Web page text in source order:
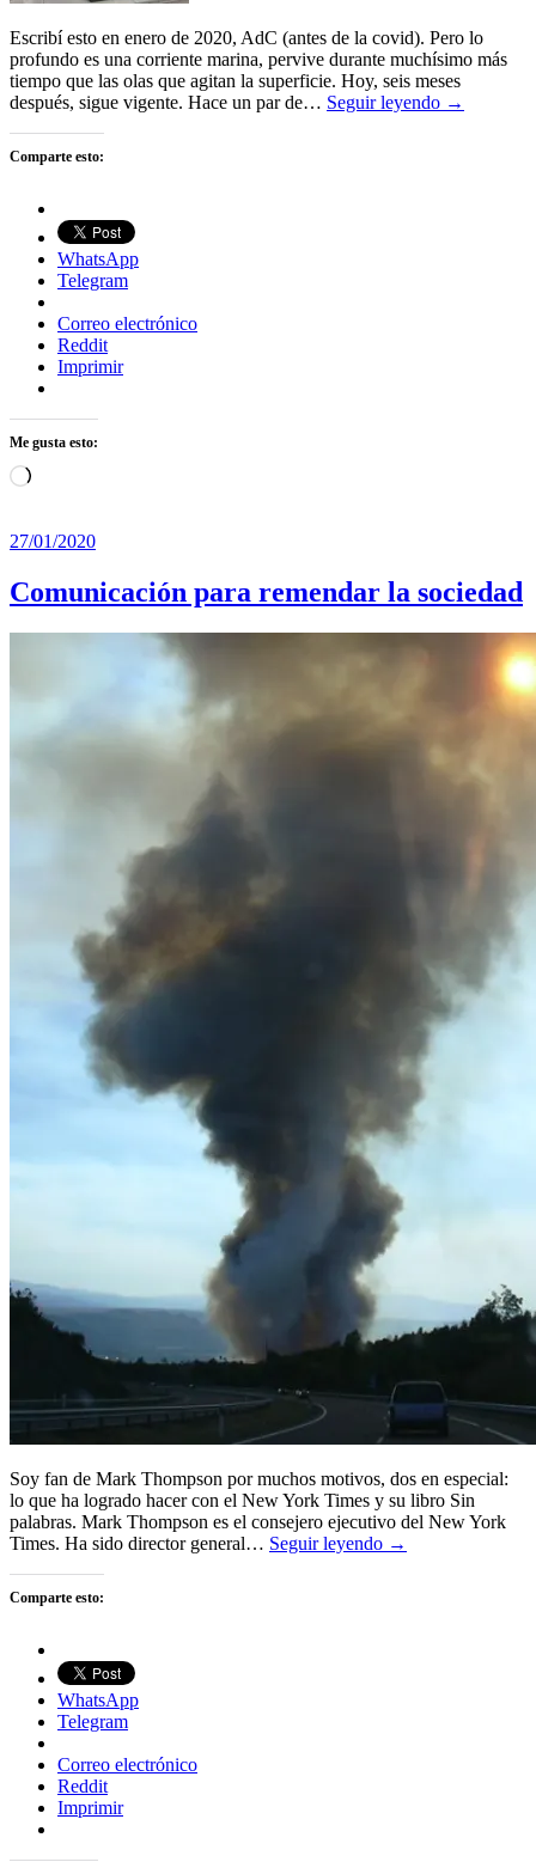
Escribí esto en enero de 2020, AdC (antes de la covid). Pero lo
profundo es una corriente marina, pervive durante muchísimo más
tiempo que las olas que agitan la superficie. Hoy, seis meses
después, sigue vigente. Hace un par de… Seguir leyendo →
Comparte esto:
WhatsApp
Telegram
Correo electrónico
Reddit
Imprimir
Me gusta esto:
Cargando...
27/01/2020
Comunicación para remendar la sociedad
Soy fan de Mark Thompson por muchos motivos, dos en especial:
lo que ha logrado hacer con el New York Times y su libro Sin
palabras. Mark Thompson es el consejero ejecutivo del New York
Times. Ha sido director general… Seguir leyendo →
Comparte esto:
WhatsApp
Telegram
Correo electrónico
Reddit
Imprimir